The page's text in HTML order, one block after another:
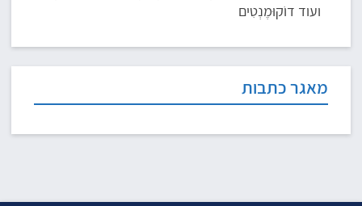
מאגר כתבות
ועוד דוֹקוּמֶנְטִים